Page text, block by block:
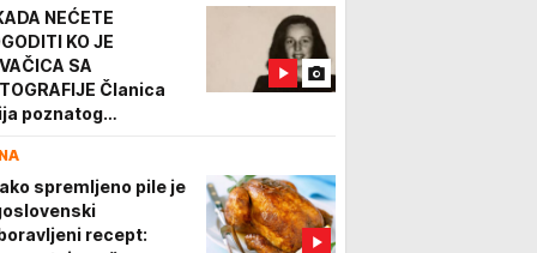
NEĆETE
KO JE
SA
Članica
poznatog
sa političarem se i
priča
spremljeno pile je
recept: